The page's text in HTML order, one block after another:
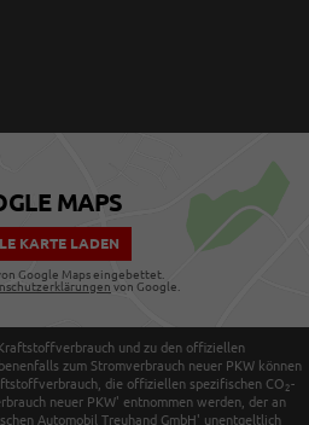
MAPS
KARTE LADEN
Google Maps eingebettet.
von Google.
und zu den offiziellen
zum Stromverbrauch neuer PKW können
die offiziellen spezifischen CO 2-
neuer PKW' entnommen werden, der an
Automobil Treuhand GmbH' unentgeltlich